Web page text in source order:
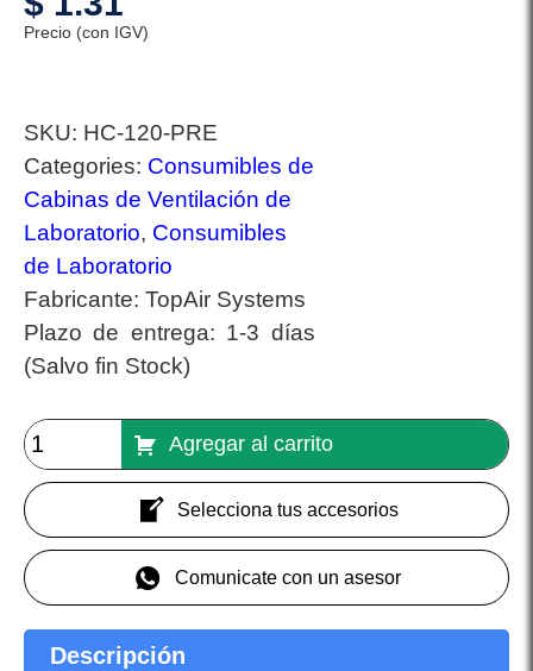
Precio (con IGV)
SKU: HC-120-PRE
Categories: Consumibles de
Cabinas de Ventilación de
Laboratorio, Consumibles
de Laboratorio
Fabricante: TopAir Systems
Plazo de entrega: 1-3 días
(Salvo fin Stock)
Agregar al carrito
Selecciona tus accesorios
Comunicate con un asesor
Descripción